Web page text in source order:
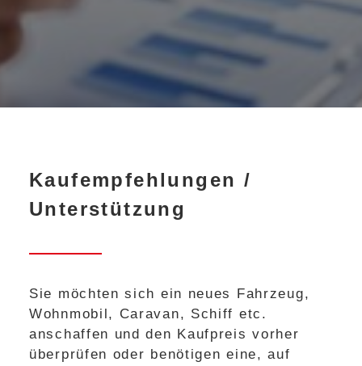
Kaufempfehlungen /
Unterstützung
Sie möchten sich ein neues Fahrzeug,
Wohnmobil, Caravan, Schiff etc.
anschaffen und den Kaufpreis vorher
überprüfen oder benötigen eine, auf